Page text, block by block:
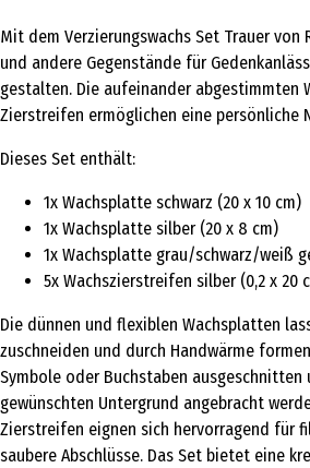
Mit dem Verzierungswachs Set Trauer von
und andere Gegenstände für
gestalten. Die aufeinander abgestimmten
Zierstreifen ermöglichen eine persönliche
Dieses Set enthält:
1x Wachsplatte schwarz (20 x 10 cm)
1x Wachsplatte silber (20 x 8 cm)
1x Wachsplatte grau/schwarz/weiß
5x Wachszierstreifen silber (0,2 x 20
Die dünnen und flexiblen Wachsplatten
zuschneiden und durch Handwärme
Symbole oder Buchstaben ausgeschnitten
gewünschten Untergrund angebracht
Zierstreifen eignen sich hervorragend für
saubere Abschlüsse. Das Set bietet eine